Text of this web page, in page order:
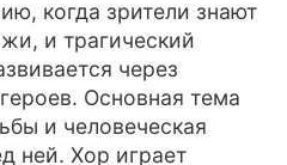
когда зрители знают
и трагический
через
Основная тема
и человеческая
ней. Хор играет